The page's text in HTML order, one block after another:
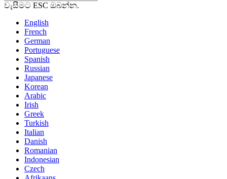
වැසීමට ESC ඔබන්න.
English
French
German
Portuguese
Spanish
Russian
Japanese
Korean
Arabic
Irish
Greek
Turkish
Italian
Danish
Romanian
Indonesian
Czech